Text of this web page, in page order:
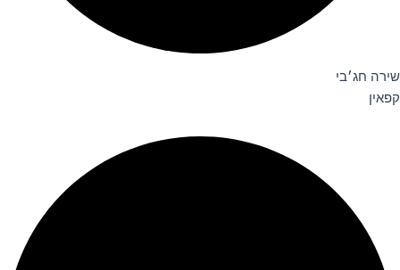
שירה חג׳בי
קפאין